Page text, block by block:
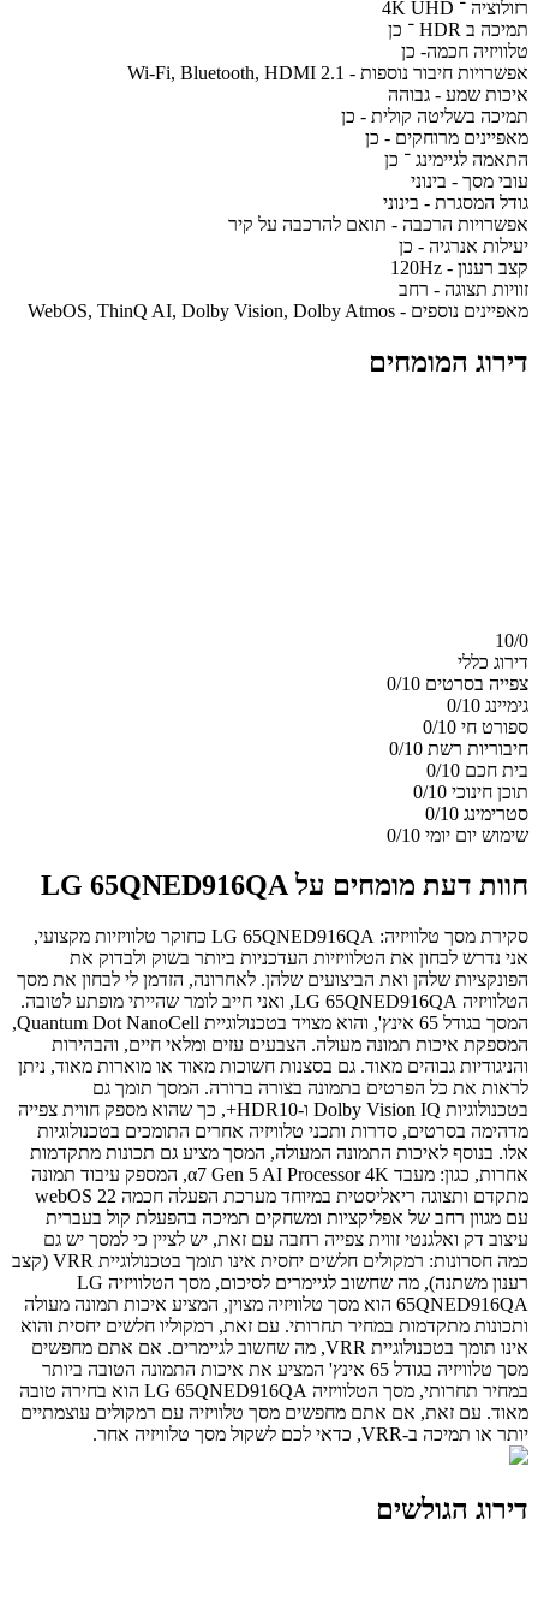
רזולוציה ־ 4K UHD
תמיכה ב HDR ־ כן
טלוויזיה חכמה- כן
אפשרויות חיבור נוספות - Wi-Fi, Bluetooth, HDMI 2.1
איכות שמע - גבוהה
תמיכה בשליטה קולית - כן
מאפיינים מרוחקים - כן
התאמה לגיימינג ־ כן
עובי מסך - בינוני
גודל המסגרת - בינוני
אפשרויות הרכבה - תואם להרכבה על קיר
יעילות אנרגיה - כן
קצב רענון - 120Hz
זוויות תצוגה - רחב
מאפיינים נוספים - WebOS, ThinQ AI, Dolby Vision, Dolby Atmos
דירוג המומחים
10/0
דירוג כללי
צפייה בסרטים 0/10
גימיינג 0/10
ספורט חי 0/10
חיבוריות רשת 0/10
בית חכם 0/10
תוכן חינוכי 0/10
סטרימינג 0/10
שימוש יום יומי 0/10
חוות דעת מומחים על LG 65QNED916QA
סקירת מסך טלוויזיה: LG 65QNED916QA כחוקר טלוויזיות מקצועי,
אני נדרש לבחון את הטלוויזיות העדכניות ביותר בשוק ולבדוק את
הפונקציות שלהן ואת הביצועים שלהן. לאחרונה, הזדמן לי לבחון את מסך
הטלוויזיה LG 65QNED916QA, ואני חייב לומר שהייתי מופתע לטובה.
המסך בגודל 65 אינץ', והוא מצויד בטכנולוגיית Quantum Dot NanoCell,
המספקת איכות תמונה מעולה. הצבעים עזים ומלאי חיים, והבהירות
והניגודיות גבוהים מאוד. גם בסצנות חשוכות מאוד או מוארות מאוד, ניתן
לראות את כל הפרטים בתמונה בצורה ברורה. המסך תומך גם
בטכנולוגיות Dolby Vision IQ ו-HDR10+, כך שהוא מספק חווית צפייה
מדהימה בסרטים, סדרות ותכני טלוויזיה אחרים התומכים בטכנולוגיות
אלו. בנוסף לאיכות התמונה המעולה, המסך מציע גם תכונות מתקדמות
אחרות, כגון: מעבד α7 Gen 5 AI Processor 4K, המספק עיבוד תמונה
מתקדם ותצוגה ריאליסטית במיוחד מערכת הפעלה חכמה webOS 22
עם מגוון רחב של אפליקציות ומשחקים תמיכה בהפעלת קול בעברית
עיצוב דק ואלגנטי זווית צפייה רחבה עם זאת, יש לציין כי למסך יש גם
כמה חסרונות: רמקולים חלשים יחסית אינו תומך בטכנולוגיית VRR (קצב
רענון משתנה), מה שחשוב לגיימרים לסיכום, מסך הטלוויזיה LG
65QNED916QA הוא מסך טלוויזיה מצוין, המציע איכות תמונה מעולה
ותכונות מתקדמות במחיר תחרותי. עם זאת, רמקוליו חלשים יחסית והוא
אינו תומך בטכנולוגיית VRR, מה שחשוב לגיימרים. אם אתם מחפשים
מסך טלוויזיה בגודל 65 אינץ' המציע את איכות התמונה הטובה ביותר
במחיר תחרותי, מסך הטלוויזיה LG 65QNED916QA הוא בחירה טובה
מאוד. עם זאת, אם אתם מחפשים מסך טלוויזיה עם רמקולים עוצמתיים
יותר או תמיכה ב-VRR, כדאי לכם לשקול מסך טלוויזיה אחר.
דירוג הגולשים